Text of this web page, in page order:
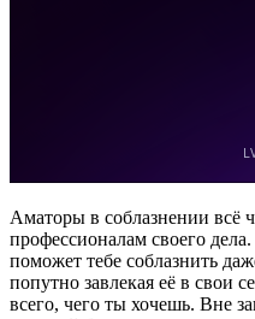
Аматоры в соблазнении всё
профессионалам своего
поможет тебе соблазнить
попутно завлекая её в свои
всего, чего ты хочешь. Вне